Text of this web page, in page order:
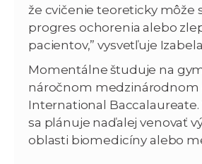
že cvičenie teoreticky môže
progres ochorenia alebo
pacientov,” vysvetľuje
Momentálne študuje na
náročnom medzinárodnom
International
sa plánuje naďalej venovať
oblasti biomedicíny alebo